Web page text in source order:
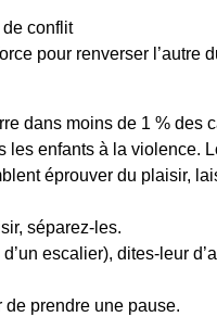
conflit
pour renverser l’autre
dans moins de 1 % des
les enfants à la violence.
éprouver du plaisir,
séparez-les.
escalier), dites-leur
prendre une pause.